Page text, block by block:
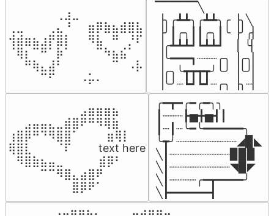
⠀⠀⠀⠀⠀⠀⢀⣰⣀⠀⠀⠀⠀⠀⠀⠀⠀
⢀⣀⠀⠀⠀⢀⣄⠘⠀⠀⣶⡿⣷⣦⣾⣿⣧
⢺⣾⣶⣦⣰⡟⣿⡇⠀⠀⠻⣧⠀⠛⠀⡘⠏
⠈⢿⡆⠉⠛⠁⡷⠁⠀⠀⠀⠉⠳⣦⣮⠁⠀
⠀⠀⠛⢷⣄⣼⠃⠀⠀⠀⠀⠀⠀⠉⠀⠠⡧
⠀⠀⠀⠀⠉⠋⠀⠀⠀⠠⡥⠄⠀⠀⠀⠀⠀
▔▔▔▔▔╲
▕╮╭┻┻╮╭┻┻╮╭▕╮╲
▕╯┃╭╮┃┃╭╮┃╰▕╯╭▏
▕╭┻┻┻┛┗┻┻┛  ▕  ╰▏
▕╰━━━┓┈┈┈╭╮▕╭╮▏
▕╭╮╰┳┳┳┳╯╰╯▕╰╯▏
▕╰╯┈┗┛┗┛┈╭╮▕╮┈▏
⠀⠀⠀⠀⠀⠀⠀⠀⠀⣠⣶⣶⣶⣦⠀⠀
⠀⠀⣠⣤⣤⣄⣀⣾⣿⠟⠛⠻⢿⣷⠀
⢰⣿⡿⠛⠙⠻⣿⣿⠁⠀⠀ ⠀⣶⢿⡇
⢿⣿⣇⠀⠀⠀⠈⠏⠀⠀⠀ text here
⠀⠻⣿⣷⣦⣤⣀⠀⠀⠀ ⠀⣾⡿⠃⠀
⠀⠀⠀⠀⠉⠉⠻⣿⣄⣴⣿⠟⠀⠀⠀
⠀⠀⠀⠀⠀⠀⠀⠀⣿⡿⠟⠁⠀⠀⠀
╭━┳━╭━╭━╮╮
┃┈┈┈┣▅╋▅┫┃
┃┈┃┈╰━╰━━━━━━╮
╰┳╯┈┈┈┈┈┈┈┈┈◢▉◣
╲┃┈┈┈┈┈┈┈┈┈▉▉▉
╲┃┈┈┈┈┈┈┈┈┈◥▉◤
╲┃┈┈┈┈╭━┳━━━━╯
╲┣━━━━━━┫﻿
⠀⣠⣤⣶⣶⣦⣄⡀  ⠀⢀⣤⣴⣶⣶⣤⣀⠀